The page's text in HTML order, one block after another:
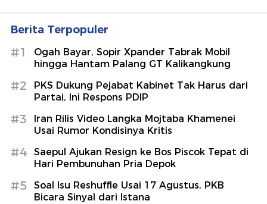
Berita Terpopuler
#1
Ogah Bayar, Sopir Xpander Tabrak Mobil
hingga Hantam Palang GT Kalikangkung
#2
PKS Dukung Pejabat Kabinet Tak Harus dari
Partai, Ini Respons PDIP
#3
Iran Rilis Video Langka Mojtaba Khamenei
Usai Rumor Kondisinya Kritis
#4
Saepul Ajukan Resign ke Bos Piscok Tepat di
Hari Pembunuhan Pria Depok
#5
Soal Isu Reshuffle Usai 17 Agustus, PKB
Bicara Sinyal dari Istana